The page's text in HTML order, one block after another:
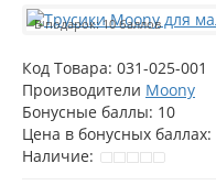
В подарок: 10 баллов
Код Товара: 031-025-001
Производители Moony
Бонусные баллы: 10
Цена в бонусных баллах:
Наличие: